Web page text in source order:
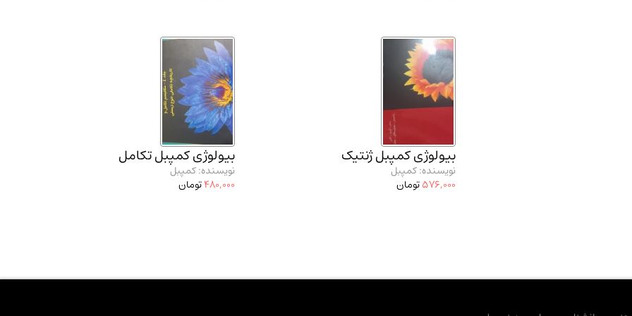
بیولوژی کمپبل ژنتیک
نویسنده: کمپبل
576,000تومان
بیولوژی کمپبل تکامل
نویسنده: کمپبل
480,000تومان